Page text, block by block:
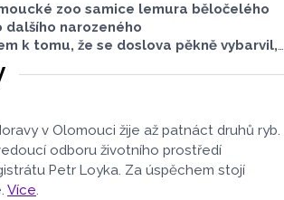
zoo samice lemura běločelého
narozeného
k tomu, že se doslova pěkně vybarvil,
jedná o samce. Samice totiž bývají
zato samci se pyšní bílým
v Olomouci žije až patnáct druhů ryb.
odboru životního prostředí
Petr Loyka. Za úspěchem stojí
Více.